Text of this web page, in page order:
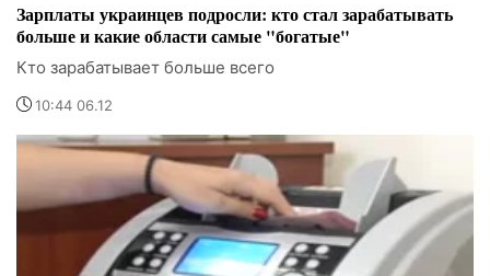
Зарплаты украинцев подросли: кто стал зарабатывать
больше и какие области самые "богатые"
Кто зарабатывает больше всего
10:44 06.12